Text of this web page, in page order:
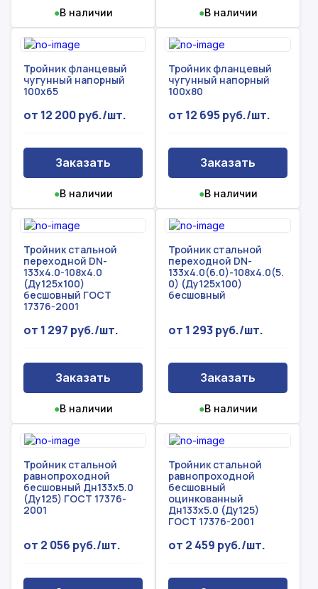
●В наличии ●В наличии
Тройник фланцевый
чугунный напорный
100х65
от 12 200 руб./шт.
Заказать
●В наличии
Тройник фланцевый
чугунный напорный
100х80
от 12 695 руб./шт.
Заказать
●В наличии
Тройник стальной
переходной DN-
133х4.0-108х4.0
(Ду125х100)
бесшовный ГОСТ
17376-2001
от 1 297 руб./шт.
Заказать
●В наличии
Тройник стальной
переходной DN-
133х4.0(6.0)-108х4.0(5.
0) (Ду125х100)
бесшовный
от 1 293 руб./шт.
Заказать
●В наличии
Тройник стальной
равнопроходной
бесшовный Дн133х5.0
(Ду125) ГОСТ 17376-
2001
от 2 056 руб./шт.
Тройник стальной
равнопроходной
бесшовный
оцинкованный
Дн133х5.0 (Ду125)
ГОСТ 17376-2001
от 2 459 руб./шт.
Рассчитать смету
Заполните форму ниже, чтобы получить
точный расчет сметы. Мы свяжемся с вами в
кратчайшие сроки.
Прикрепить смету на расчет
Отправить запрос
Даю согласие на обработку персональных данных
Оставьте номер
телефона
Предоставим бесплатную консультацию по
нашим товарам и актуальным ценам на
металлопрокат
Заказать звонок
Форма отправлена,
спасибо!
С вами свяжется наш менеджер.
Форма не отправлена!
Произошла ошибка.